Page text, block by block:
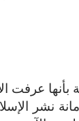
بأنها عرفت
نشر